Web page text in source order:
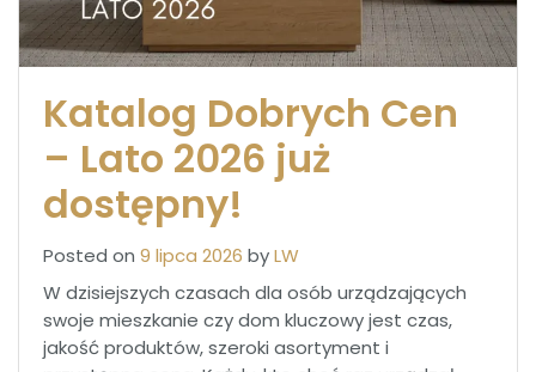
Katalog Dobrych Cen
– Lato 2026 już
dostępny!
Posted on 9 lipca 2026 byLW
W dzisiejszych czasach dla osób urządzających
swoje mieszkanie czy dom kluczowy jest czas,
jakość produktów, szeroki asortyment i